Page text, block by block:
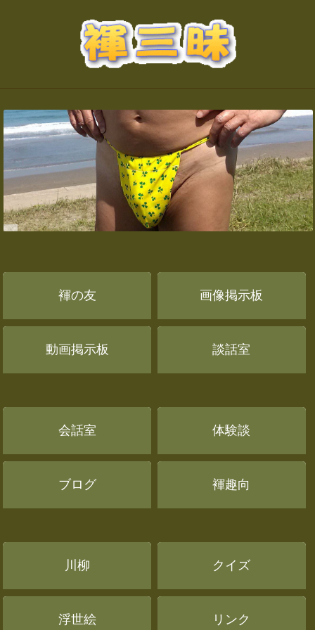
褌の友 画像掲示板
動画掲示板 談話室
会話室 体験談
ブログ 褌趣向
川柳 クイズ
浮世絵 リンク